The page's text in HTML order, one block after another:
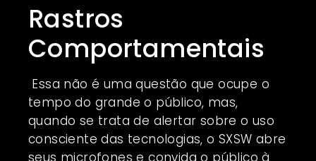
Rastros
Comportamentais
Essa não é uma questão que ocupe o
tempo do grande o público, mas,
quando se trata de alertar sobre o uso
consciente das tecnologias, o SXSW abre
seus microfones e convida o público à